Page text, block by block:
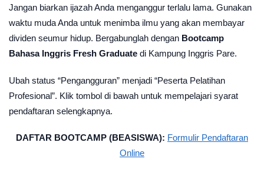
Jangan biarkan ijazah Anda menganggur terlalu lama. Gunakan
waktu muda Anda untuk menimba ilmu yang akan membayar
dividen seumur hidup. Bergabunglah dengan Bootcamp
Bahasa Inggris Fresh Graduate di Kampung Inggris Pare.
Ubah status “Pengangguran” menjadi “Peserta Pelatihan
Profesional”. Klik tombol di bawah untuk mempelajari syarat
pendaftaran selengkapnya.
DAFTAR BOOTCAMP (BEASISWA): Formulir Pendaftaran
Online